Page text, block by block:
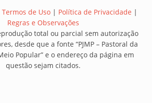
Termos de Uso| Política de Privacidade |
Regras e Observações
total ou parcial sem autorização
desde que a fonte “PJMP – Pastoral da
Popular” e o endereço da página em
questão sejam citados.